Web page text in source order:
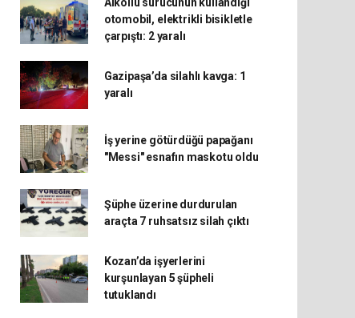
otomobil, elektrikli bisikletle
çarpıştı: 2 yaralı
Gazipaşa’da silahlı kavga: 1
yaralı
İş yerine götürdüğü papağanı
"Messi" esnafın maskotu oldu
Şüphe üzerine durdurulan
araçta 7 ruhsatsız silah çıktı
Kozan’da işyerlerini
kurşunlayan 5 şüpheli
tutuklandı